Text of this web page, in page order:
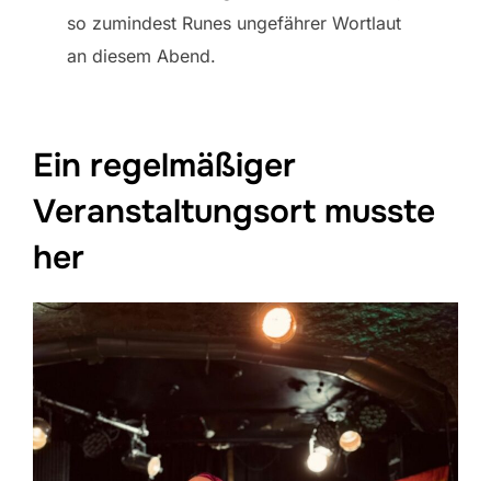
so zumindest Runes ungefährer Wortlaut
an diesem Abend.
Ein regelmäßiger
Veranstaltungsort musste
her